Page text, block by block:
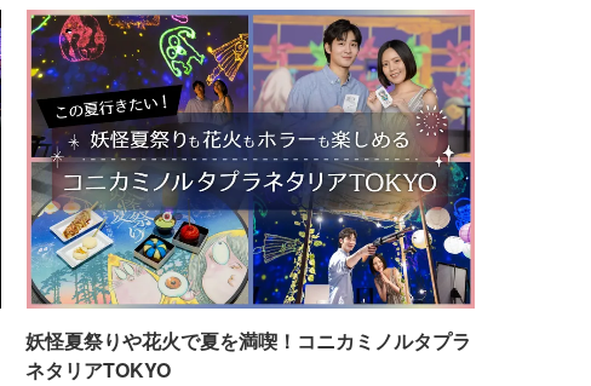
妖怪夏祭りや花火で夏を満喫！コニカミノルタプラ
ネタリアTOKYO